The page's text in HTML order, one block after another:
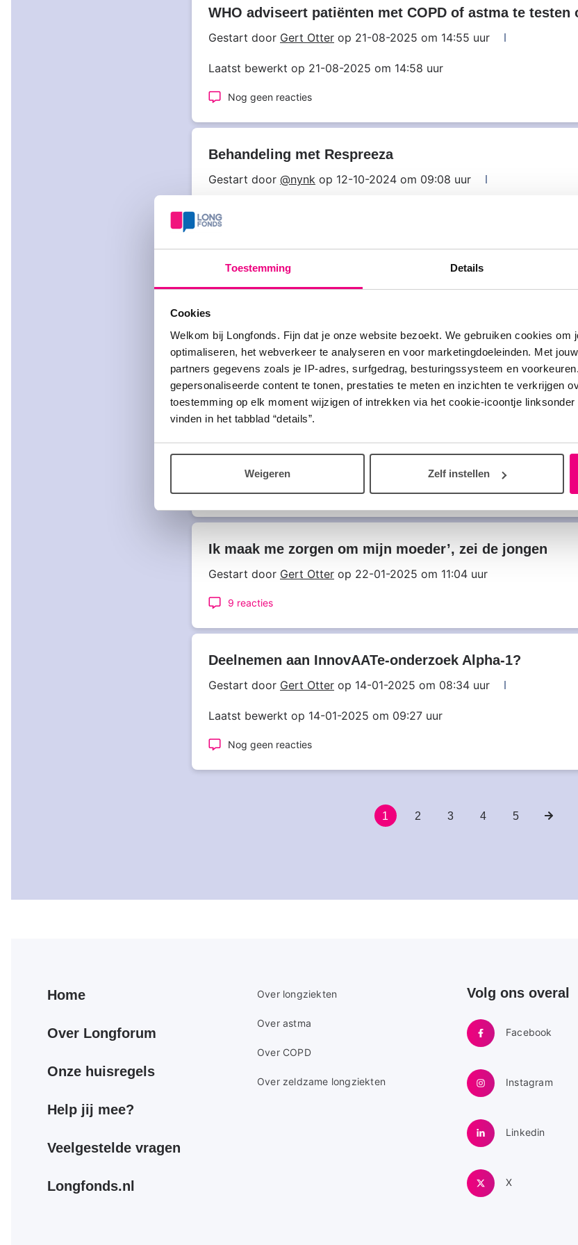
Toestemming Details
Cookies
Welkom bij Longfonds. Fijn dat je onze website bezoekt. We gebruiken cookies om
optimaliseren, het webverkeer te analyseren en voor marketingdoeleinden. Met
partners gegevens zoals je IP-adres, surfgedrag, besturingssysteem en
gepersonaliseerde content te tonen, prestaties te meten en inzichten te verkrijgen
toestemming op elk moment wijzigen of intrekken via het cookie-icoontje
vinden in het tabblad “details”.
Weigeren Zelf instellen
WHO adviseert patiënten met COPD of astma te testen
Gestart door Gert Otter op 21-08-2025 om 14:55 uur
Laatst bewerkt op 21-08-2025 om 14:58 uur
Nog geen reacties
Behandeling met Respreeza
Gestart door @nynk op 12-10-2024 om 09:08 uur
Laatst bewerkt op 12-10-2024 om 09:09 uur
Gestart door
Laatst bewerkt op 12-05-2025 om 19:44 uur
1 reactie
Nog geen reacties
Ik maak me zorgen om mijn moeder’, zei de jongen
Gestart door Gert Otter op 22-01-2025 om 11:04 uur
9 reacties
Deelnemen aan InnovAATe-onderzoek Alpha-1?
Gestart door Gert Otter op 14-01-2025 om 08:34 uur
Laatst bewerkt op 14-01-2025 om 09:27 uur
Nog geen reacties
Huidige
1 Pagina
2 Pagina
3 Pagina
4 Pagina
5
Primair
menu
Home
Over Longforum
Onze huisregels
Help jij mee?
Veelgestelde vragen
Longfonds.nl
Secundaire
menu
Over longziekten
Over astma
Over COPD
Over zeldzame longziekten
Volg ons overal
Facebook
Instagram
Linkedin
X